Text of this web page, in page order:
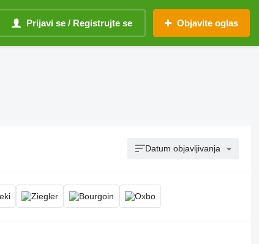
Prijavi se / Registrujte se Objavite oglas
Datum objavljivanja